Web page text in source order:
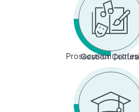
Prosecusión
Gestión